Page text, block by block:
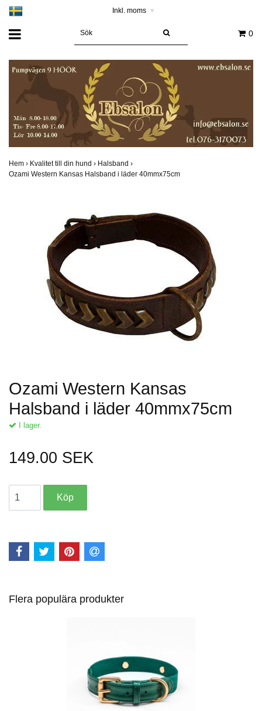
Inkl. moms ▾
0
Hem › Kvalitet till din hund › Halsband ›
Ozami Western Kansas Halsband i läder 40mmx75cm
Ozami Western Kansas
Halsband i läder 40mmx75cm
I lager.
149.00 SEK
Flera populära produkter